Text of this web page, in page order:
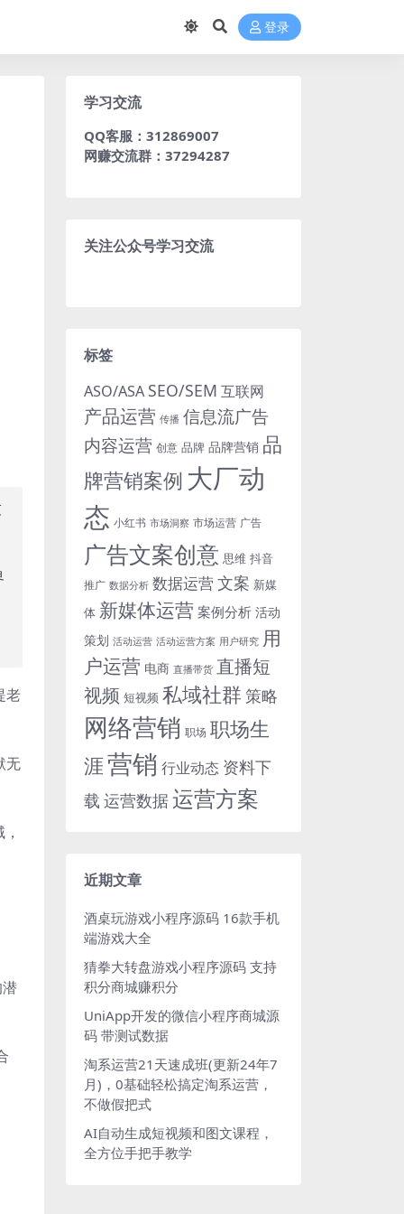
登录
老
无
学习交流
QQ客服：312869007
网赚交流群：37294287
关注公众号学习交流
标签
ASO/ASA SEO/SEM 互联网
产品运营 传播 信息流广告
内容运营 创意 品牌 品牌营销 品
牌营销案例 大厂动
态 小红书 市场洞察 市场运营 广告
广告文案创意 思维 抖音
推广 数据分析 数据运营文案 新媒
体 新媒体运营 案例分析 活动
策划 活动运营 活动运营方案 用户研究 用
户运营 电商 直播带货 直播短
视频 短视频 私域社群 策略
网络营销 职场 职场生
涯营销 行业动态 资料下
载 运营数据运营方案
近期文章
酒桌玩游戏小程序源码 16款手机
端游戏大全
猜拳大转盘游戏小程序源码 支持
积分商城赚积分
UniApp开发的微信小程序商城源
码 带测试数据
淘系运营21天速成班(更新24年7
月)，0基础轻松搞定淘系运营，
不做假把式
AI自动生成短视频和图文课程，
全方位手把手教学